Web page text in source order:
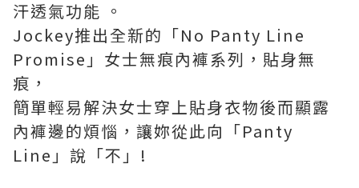
汗透氣功能 。
Jockey推出全新的「No Panty Line
Promise」女士無痕內褲系列，貼身無
痕，
簡單輕易解決女士穿上貼身衣物後而顯露
內褲邊的煩惱，讓妳從此向「Panty
Line」說「不」!